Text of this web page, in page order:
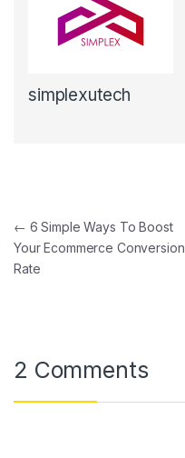
simplexutech
← 6 Simple Ways To Boost
Your Ecommerce Conversion
Rate
2 Comments